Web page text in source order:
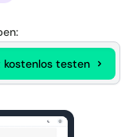
testen